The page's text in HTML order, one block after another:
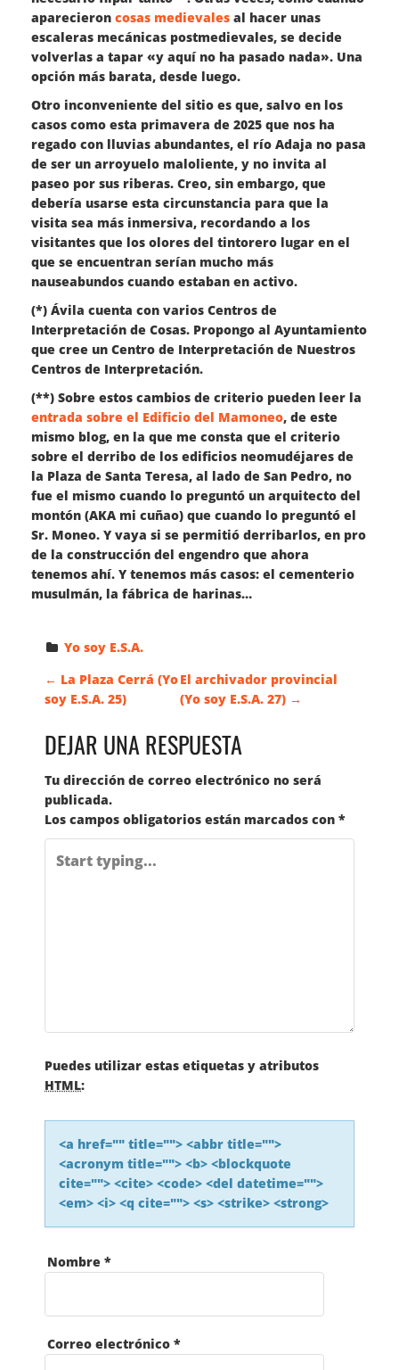
aparecieron cosas medievales al hacer unas
escaleras mecánicas postmedievales, se decide
volverlas a tapar «y aquí no ha pasado nada». Una
opción más barata, desde luego.
Otro inconveniente del sitio es que, salvo en los
casos como esta primavera de 2025 que nos ha
regado con lluvias abundantes, el río Adaja no pasa
de ser un arroyuelo maloliente, y no invita al
paseo por sus riberas. Creo, sin embargo, que
debería usarse esta circunstancia para que la
visita sea más inmersiva, recordando a los
visitantes que los olores del tintorero lugar en el
que se encuentran serían mucho más
nauseabundos cuando estaban en activo.
(*) Ávila cuenta con varios Centros de
Interpretación de Cosas. Propongo al Ayuntamiento
que cree un Centro de Interpretación de Nuestros
Centros de Interpretación.
(**) Sobre estos cambios de criterio pueden leer la
entrada sobre el Edificio del Mamoneo, de este
mismo blog, en la que me consta que el criterio
sobre el derribo de los edificios neomudéjares de
la Plaza de Santa Teresa, al lado de San Pedro, no
fue el mismo cuando lo preguntó un arquitecto del
montón (AKA mi cuñao) que cuando lo preguntó el
Sr. Moneo. Y vaya si se permitió derribarlos, en pro
de la construcción del engendro que ahora
tenemos ahí. Y tenemos más casos: el cementerio
musulmán, la fábrica de harinas…
Yo soy E.S.A.
N
A
V
E
G
Ó
N
D
A
E
← La Plaza Cerrá (Yo
soy E.S.A. 25)
El archivador provincial
(Yo soy E.S.A. 27) →
DEJAR UNA RESPUESTA
Tu dirección de correo electrónico no será
publicada.
Los campos obligatorios están marcados con *
Puedes utilizar estas etiquetas y atributos
HTML:
<a href="" title=""> <abbr title="">
<acronym title=""> <b> <blockquote
cite=""> <cite> <code> <del datetime="">
<em> <i> <q cite=""> <s> <strike> <strong>
Nombre *
Correo electrónico *